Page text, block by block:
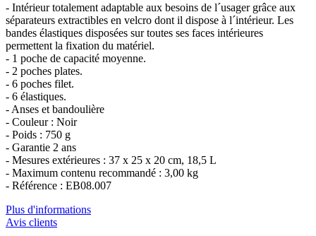
- Intérieur totalement adaptable aux besoins de l´usager grâce aux
séparateurs extractibles en velcro dont il dispose à l´intérieur. Les
bandes élastiques disposées sur toutes ses faces intérieures
permettent la fixation du matériel.
- 1 poche de capacité moyenne.
- 2 poches plates.
- 6 poches filet.
- 6 élastiques.
- Anses et bandoulière
- Couleur : Noir
- Poids : 750 g
- Garantie 2 ans
- Mesures extérieures : 37 x 25 x 20 cm, 18,5 L
- Maximum contenu recommandé : 3,00 kg
- Référence : EB08.007
Plus d'informations
Avis clients